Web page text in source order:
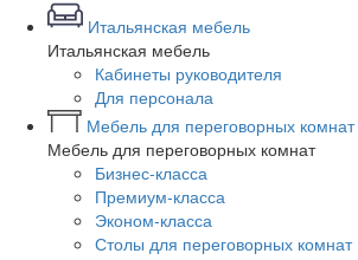
Итальянская мебель
Итальянская мебель
Кабинеты руководителя
Для персонала
Мебель для переговорных комнат
Мебель для переговорных комнат
Бизнес-класса
Премиум-класса
Эконом-класса
Столы для переговорных комнат